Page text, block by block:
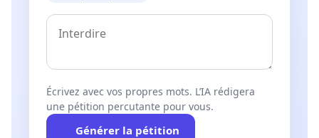
Écrivez avec vos propres mots. L’IA rédigera
une pétition percutante pour vous.
Générer la pétition